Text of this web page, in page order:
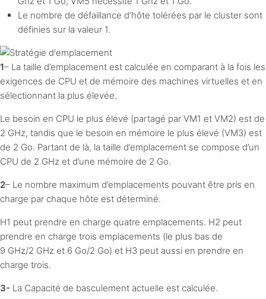
Le nombre de défaillance d’hôte tolérées par le cluster sont
définies sur la valeur 1.
1– La taille d’emplacement est calculée en comparant à la fois les
exigences de CPU et de mémoire des machines virtuelles et en
sélectionnant la plus élevée.
Le besoin en CPU le plus élevé (partagé par VM1 et VM2) est de
2 GHz, tandis que le besoin en mémoire le plus élevé (VM3) est
de 2 Go. Partant de là, la taille d’emplacement se compose d’un
CPU de 2 GHz et d’une mémoire de 2 Go.
2– Le nombre maximum d’emplacements pouvant être pris en
charge par chaque hôte est déterminé.
H1 peut prendre en charge quatre emplacements. H2 peut
prendre en charge trois emplacements (le plus bas de
9 GHz/2 GHz et 6 Go/2 Go) et H3 peut aussi en prendre en
charge trois.
3- La Capacité de basculement actuelle est calculée.